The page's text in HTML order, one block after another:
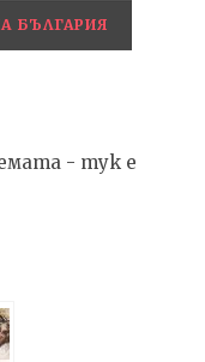
БЪЛГАРИЯ
- тук е